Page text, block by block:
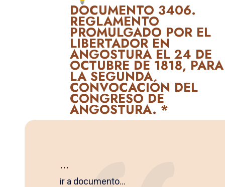
DOCUMENTO 3406.
REGLAMENTO
PROMULGADO POR EL
LIBERTADOR EN
ANGOSTURA EL 24 DE
OCTUBRE DE 1818, PARA
LA SEGUNDA
CONVOCACIÓN DEL
CONGRESO DE
ANGOSTURA. *
...
ir a documento...